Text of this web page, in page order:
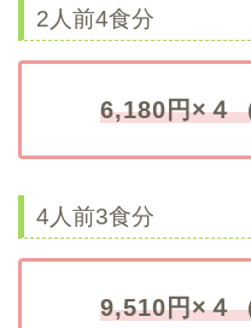
2人前4食分
6,180円×４
4人前3食分
9,510円×４